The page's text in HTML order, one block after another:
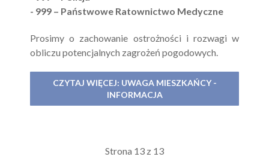
- 999 – Państwowe Ratownictwo Medyczne
Prosimy o zachowanie ostrożności i rozwagi w
obliczu potencjalnych zagrożeń pogodowych.
CZYTAJ WIĘCEJ: UWAGA MIESZKAŃCY -
INFORMACJA
Strona 13 z 13